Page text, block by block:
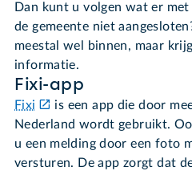
Dan kunt u volgen wat er
de gemeente niet
meestal wel binnen, maar
informatie.
Fixi-app
Fixi
is een app die door
Nederland wordt gebruikt.
u een melding door een foto
versturen. De app zorgt dat